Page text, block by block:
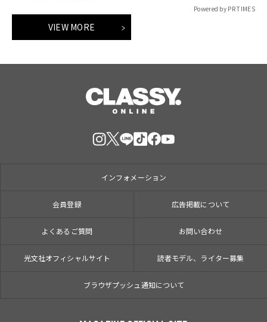
Powered by PR TIMES
VIEW MORE
インフォメーション
会員登録 広告掲載について
よくあるご質問 お問い合わせ
光文社オフィシャルサイト 読者モデル、ライター募集
ブラウザプッシュ通知について